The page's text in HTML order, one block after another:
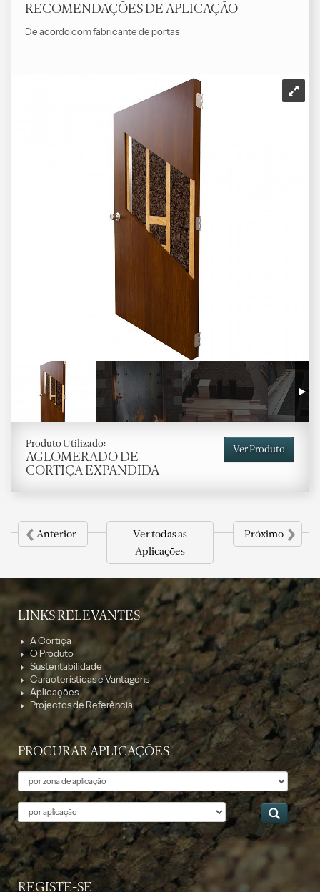
RECOMENDAÇÕES DE APLICAÇÃO
De acordo com fabricante de portas
Produto Utilizado:
AGLOMERADO DE
CORTIÇA EXPANDIDA
Ver Produto
‹Anterior
Ver todas as
Aplicações
Próximo›
LINKS RELEVANTES
A Cortiça
O Produto
Sustentabilidade
Características e Vantagens
Aplicações
Projectos de Referência
PROCURAR APLICAÇÕES
Tema
Aplicação
REGISTE-SE